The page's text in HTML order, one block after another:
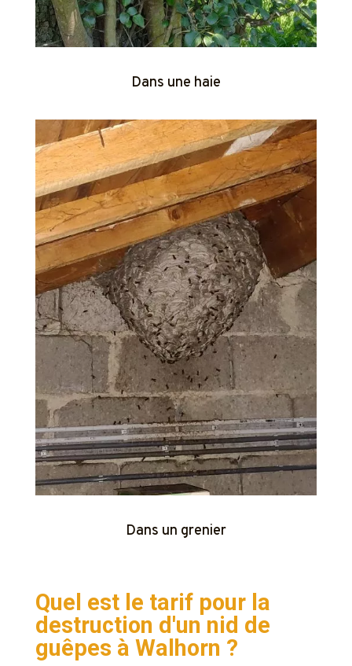
Dans une haie
Dans un grenier
Quel est le tarif pour la
destruction d'un nid de
guêpes à Walhorn ?